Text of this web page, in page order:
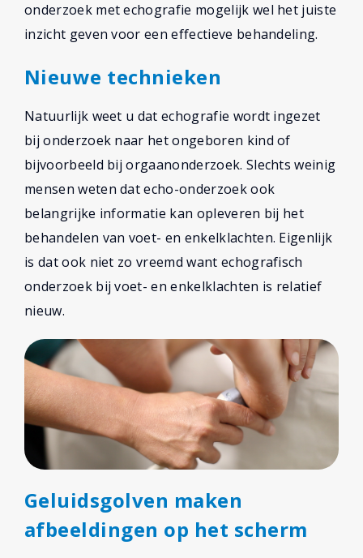
onderzoek met echografie mogelijk wel het juiste
inzicht geven voor een effectieve behandeling.
Nieuwe technieken
Natuurlijk weet u dat echografie wordt ingezet
bij onderzoek naar het ongeboren kind of
bijvoorbeeld bij orgaanonderzoek. Slechts weinig
mensen weten dat echo-onderzoek ook
belangrijke informatie kan opleveren bij het
behandelen van voet- en enkelklachten. Eigenlijk
is dat ook niet zo vreemd want echografisch
onderzoek bij voet- en enkelklachten is relatief
nieuw.
Geluidsgolven maken
afbeeldingen op het scherm